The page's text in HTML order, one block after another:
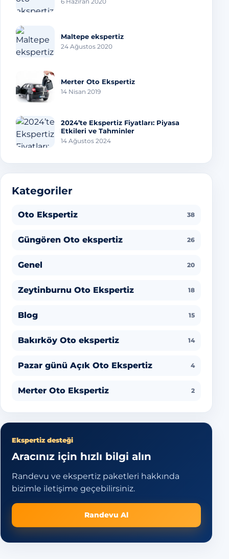
Maltepe ekspertiz
24 Ağustos 2020
Merter Oto Ekspertiz
14 Nisan 2019
2024’te Ekspertiz Fiyatları: Piyasa
Etkileri ve Tahminler
14 Ağustos 2024
Kategoriler
Oto Ekspertiz 38
Güngören Oto ekspertiz 26
Genel 20
Zeytinburnu Oto Ekspertiz 18
Blog 15
Bakırköy Oto ekspertiz 14
Pazar günü Açık Oto Ekspertiz 4
Merter Oto Ekspertiz 2
Ekspertiz desteği
Aracınız için hızlı bilgi alın
Randevu ve ekspertiz paketleri hakkında
bizimle iletişime geçebilirsiniz.
Randevu Al